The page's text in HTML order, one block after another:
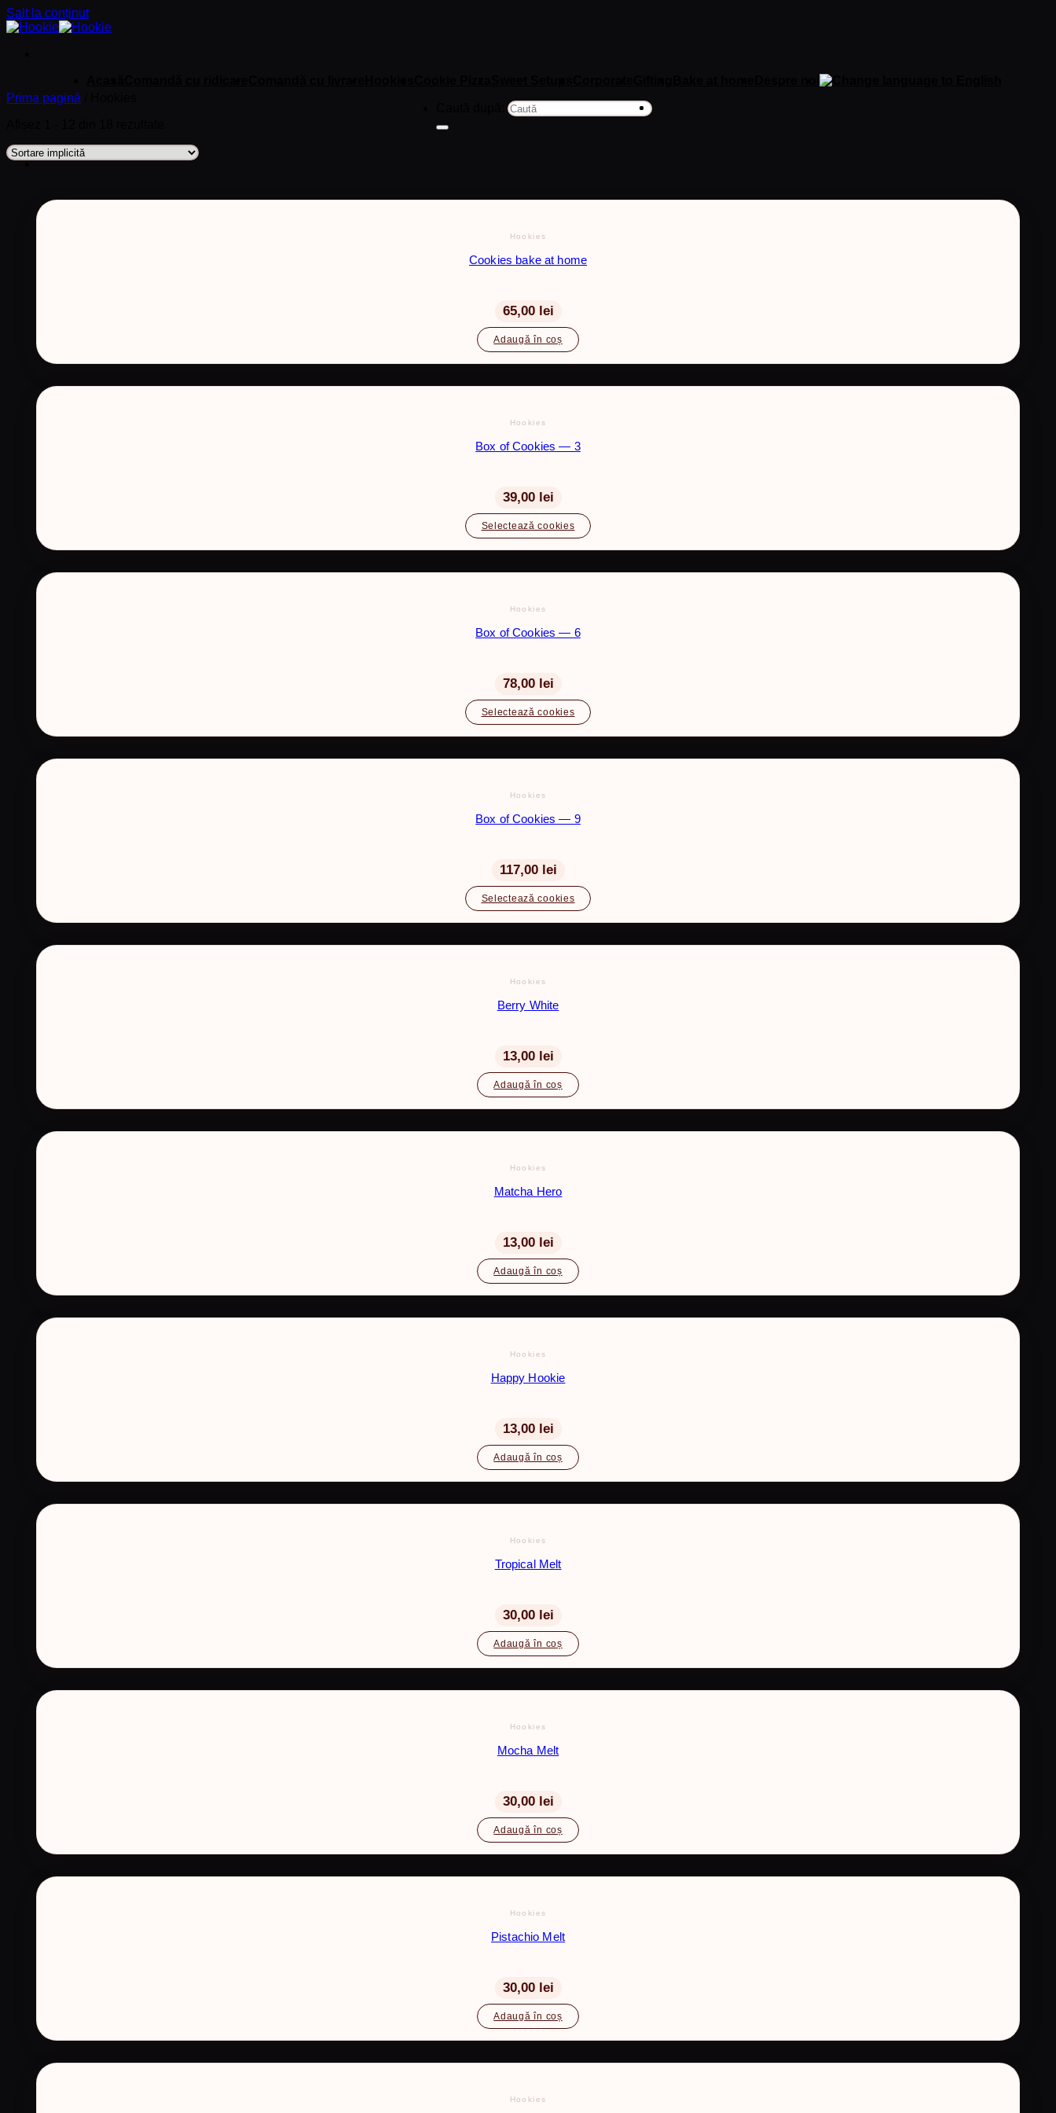
Salt la conținut
Prima pagină
Hookies
Cookies bake at home
65,00 lei
Adaugă în coș
Hookies
Box of Cookies — 3
39,00 lei
Selectează cookies
Hookies
Box of Cookies — 6
78,00 lei
Selectează cookies
Hookies
Box of Cookies — 9
117,00 lei
Selectează cookies
Hookies
Berry White
13,00 lei
Adaugă în coș
Hookies
Matcha Hero
13,00 lei
Adaugă în coș
Hookies
Happy Hookie
13,00 lei
Adaugă în coș
Hookies
Tropical Melt
30,00 lei
Adaugă în coș
Hookies
Mocha Melt
30,00 lei
Adaugă în coș
Hookies
Pistachio Melt
30,00 lei
Adaugă în coș
Hookies